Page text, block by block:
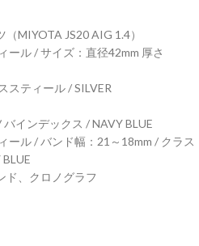
MIYOTA JS20 AIG 1.4）
ル / サイズ：直径42mm 厚さ
ティール / SILVER
インデックス / NAVY BLUE
ル / バンド幅：21～18mm / クラス
、クロノグラフ